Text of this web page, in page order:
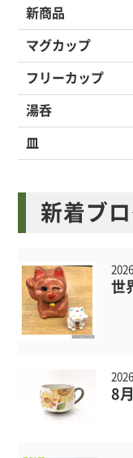
新商品
マグカップ
フリーカップ
湯呑
皿
新着ブ
世
8